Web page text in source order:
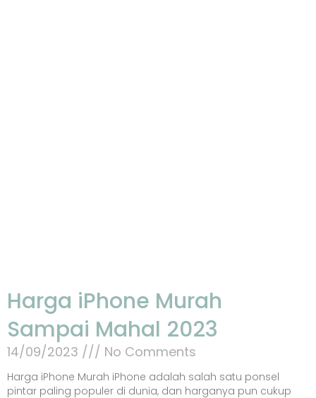
Harga iPhone Murah
Sampai Mahal 2023
14/09/2023 No Comments
Harga iPhone Murah iPhone adalah salah satu ponsel
pintar paling populer di dunia, dan harganya pun cukup